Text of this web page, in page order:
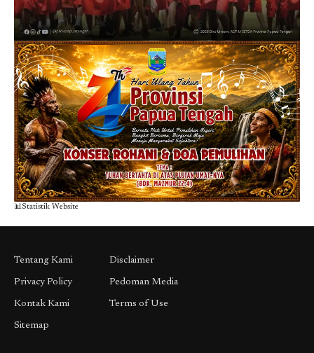
📊Statistik Website
Tentang Kami
Privacy Policy
Kontak Kami
Sitemap
Disclaimer
Pedoman Media
Terms of Use